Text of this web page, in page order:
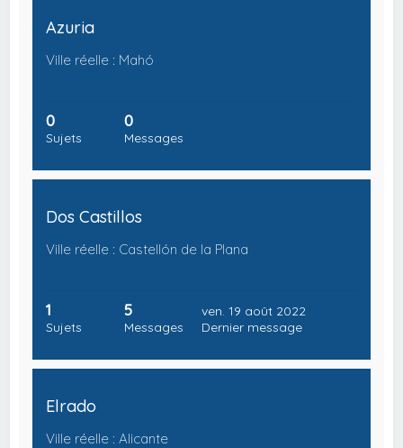
Azuria
Ville réelle : Mahó
0
Sujets
0
Messages
Dos Castillos
Ville réelle : Castellón de la Plana
1
Sujets
5
Messages
ven. 19 août 2022
Dernier message
Elrado
Ville réelle : Alicante